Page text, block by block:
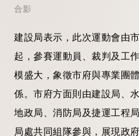
合影
建設局表示，此次運動會由
起，參賽運動員、裁判及工
模盛大，象徵市府與專業團
係。市府方面則由建設局、
地政局、消防局及捷運工程
局處共同組隊參與，展現政